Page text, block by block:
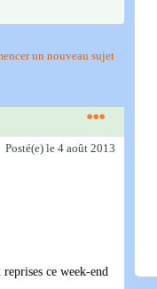
un nouveau sujet
Posté(e) le 4 août 2013
ce week-end